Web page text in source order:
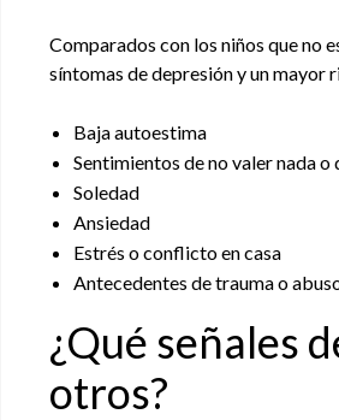
Comparados con los niños que no
síntomas de depresión y un mayor
Baja autoestima
Sentimientos de no valer nada o
Soledad
Ansiedad
Estrés o conflicto en casa
Antecedentes de trauma o
¿Qué señales
otros?